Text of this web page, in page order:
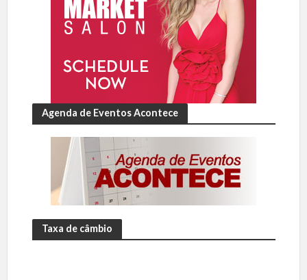
Agenda de Eventos Acontece
Taxa de câmbio